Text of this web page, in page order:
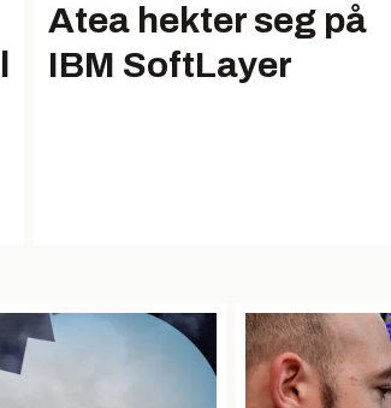
Atea hekter seg på
IBM SoftLayer